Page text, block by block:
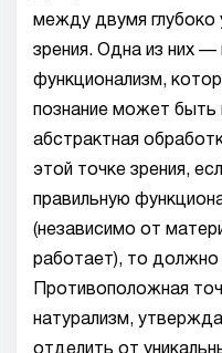
между двумя глубоко
зрения. Одна из них —
функционализм,
познание может быть
абстрактная
этой точке зрения,
правильную
(независимо от
работает), то должно
Противоположная
натурализм,
отделить от